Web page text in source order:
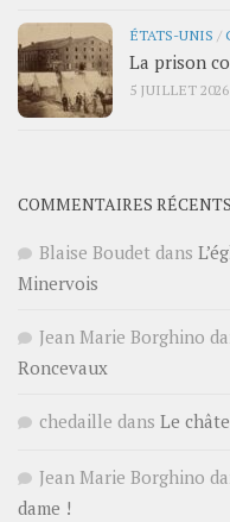
ÉTATS-UNIS /
La prison
5 JUILLET 2026
COMMENTAIRES RÉCENTS
Blaise Boudet dans
Minervois
Jean Marie Borghino
Roncevaux
chedaille dans Le
Jean Marie Borghino
dame !